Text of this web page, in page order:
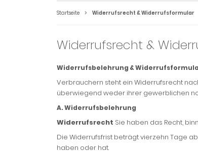
Startseite Widerrufsrecht & Widerrufsformular
Widerrufsrecht &
Widerrufsbelehrung &
Verbrauchern steht ein Widerrufsrecht
überwiegend weder ihrer gewerblichen
A. Widerrufsbelehrung
Widerrufsrecht Sie haben das Recht,
Die Widerrufsfrist beträgt vierzehn Tage
haben oder hat.